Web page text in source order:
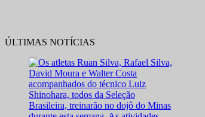
ÚLTIMAS NOTÍCIAS